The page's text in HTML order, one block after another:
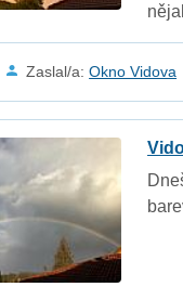
Zaslal/a:Okno Vidova